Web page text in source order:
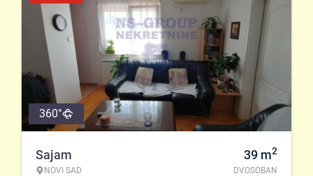
360°
Sajam
NOVI SAD
39 m2
DVOSOBAN